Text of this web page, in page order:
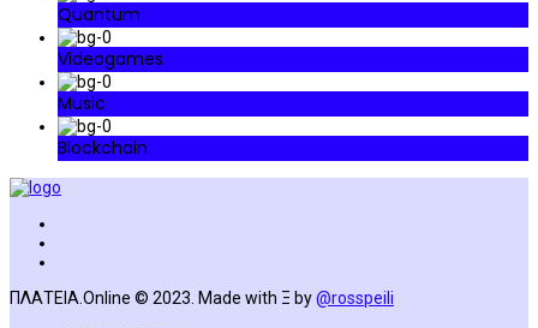
Quantum
Videogames
Music
Blockchain
ΠΛΑΤΕΙΑ.Online © 2023. Made with Ξ by@rosspeili